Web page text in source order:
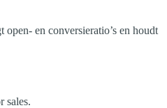
en conversieratio’s en houdt
sales.